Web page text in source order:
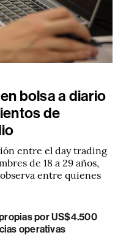
bolsa a diario
de
entre el day trading
de 18 a 29 años,
entre quienes
por US$4.500
operativas